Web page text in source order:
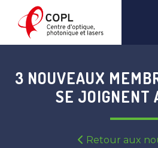
contenu
3 NOUVEAUX
SE JOIGNENT
Retour aux